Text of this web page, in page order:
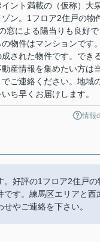
イント満載の（仮称）大
ゾン。1フロア2住戸の物
窓による陽当りも良好で
物件はマンションです
された物件です。でき
産情報を集めたい方は
でご連絡ください。地域
ち早くお届けします。
情報
。好評の1フロア2住戸の
です。練馬区エリアと西
やご連絡を下さい。